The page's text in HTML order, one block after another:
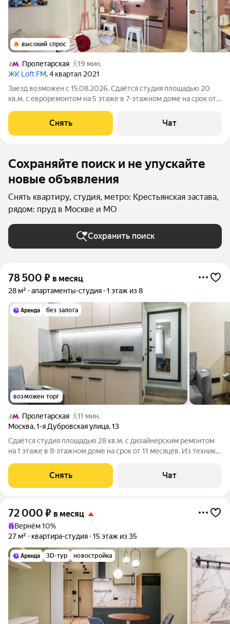
высокий спрос
Пролетарская
19 мин.
ЖК Loft FM, 4 квартал 2021
Заезд возможен с 15.08.2026. Сдаётся студия площадью 20
кв.м. с евроремонтом на 5 этаже в 7-этажном доме на срок от
Стиральная машина Сушильная машина Холодильник
Снять Чат
Сохраняйте поиск и не упускайте
новые объявления
Снять квартиру, студия, метро: Крестьянская застава,
рядом: пруд в Москве и МО
Сохранить поиск
78 500 ₽ в месяц
28 м² апартаменты-студия 1 этаж из 8
без залога
возможен торг
Пролетарская
11 мин.
Москва,1-я Дубровская улица,13
Сдаётся студия площадью 28 кв.м. с дизайнерским ремонтом
на 1 этаже в 8-этажном доме на срок от 11 месяцев. Из техники
Посудомоечная машина Дом - кирпичный, окна выходят на
улицу. Есть консьерж.
Снять Чат
72 000 ₽ в месяц
Вернём 10%
27 м²
квартира-студия 15 этаж из 35
3D-тур новостройка